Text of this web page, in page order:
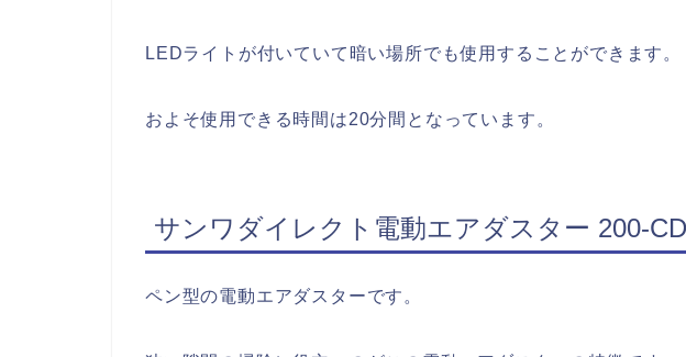
LEDライトが付いていて暗い場所でも使用することができます。
およそ使用できる時間は20分間となっています。
サンワダイレクト電動エアダスター 200-
ペン型の電動エアダスターです。